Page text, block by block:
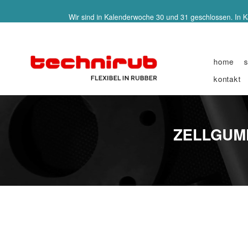
Wir sind in Kalenderwoche 30 und 31 geschlossen. In
home
kontakt